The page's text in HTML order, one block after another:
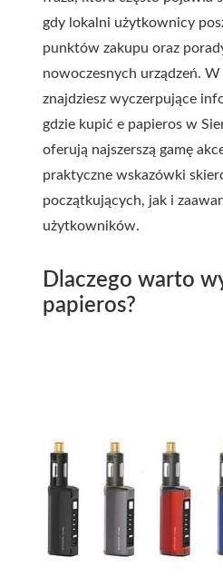
gdy lokalni użytkownicy
punktów zakupu oraz
nowoczesnych urządzeń.
znajdziesz wyczerpujące
gdzie kupić e papieros w
oferują najszerszą gamę
praktyczne wskazówki
początkujących, jak i
użytkowników.
Dlaczego warto
papieros?